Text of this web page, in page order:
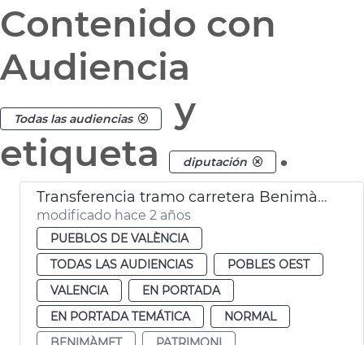
Contenido con
Audiencia
Todas las audiencias
y
etiqueta
diputación .
Transferencia tramo carretera Benimàmet
modificado hace 2 años
PUEBLOS DE VALÈNCIA
TODAS LAS AUDIENCIAS
POBLES OEST
VALENCIA
EN PORTADA
EN PORTADA TEMÁTICA
NORMAL